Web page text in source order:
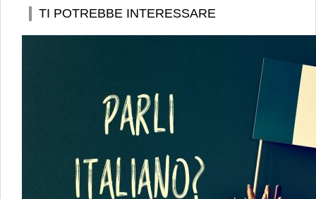
TI POTREBBE INTERESSARE